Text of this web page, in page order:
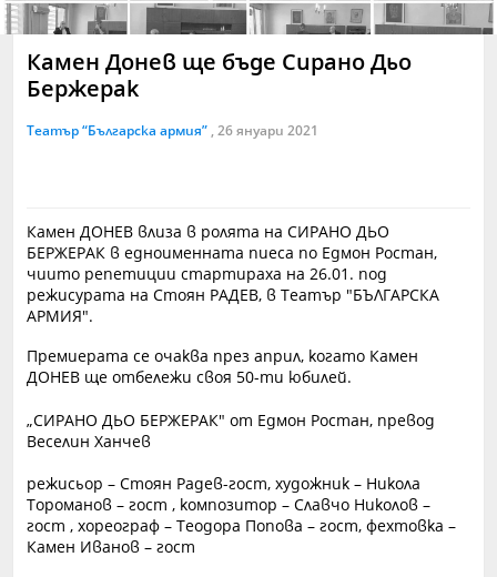
Камен Донев ще бъде Сирано Дьо
Бержерак
Театър “Българска армия” , 26 януари 2021
Камен ДОНЕВ влиза в ролята на СИРАНО ДЬО
БЕРЖЕРАК в едноименната пиеса по Едмон Ростан,
чиито репетиции стартираха на 26.01. под
режисурата на Стоян РАДЕВ, в Театър "БЪЛГАРСКА
АРМИЯ".
Премиерата се очаква през април, когато Камен
ДОНЕВ ще отбележи своя 50-ти юбилей.
„СИРАНО ДЬО БЕРЖЕРАК" от Едмон Ростан, превод
Веселин Ханчев
режисьор – Стоян Радев-гост, художник – Никола
Тороманов – гост , композитор – Славчо Николов –
гост , хореограф – Теодора Попова – гост, фехтовка –
Камен Иванов – гост